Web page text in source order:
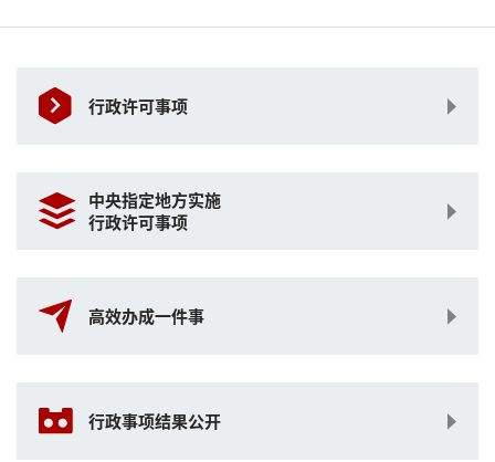
行政许可事项
中央指定地方实施
行政许可事项
高效办成一件事
行政事项结果公开